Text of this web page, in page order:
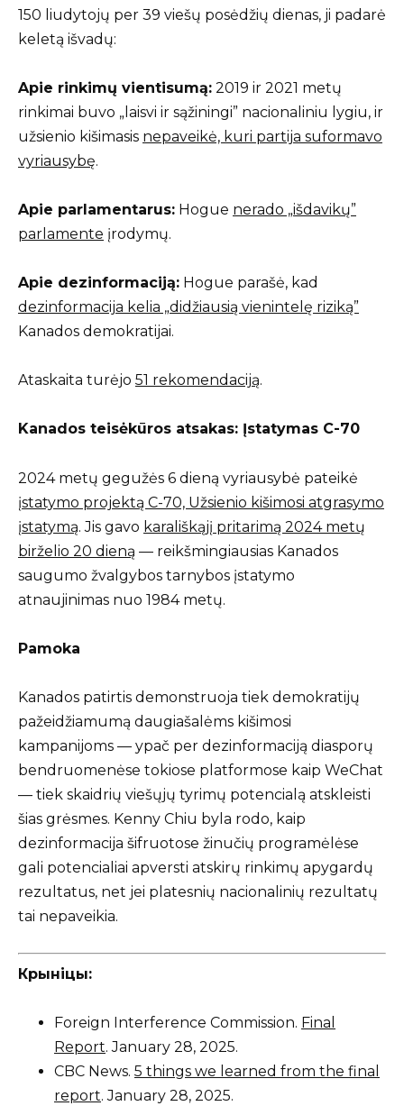
150 liudytojų per 39 viešų posėdžių dienas, ji padarė
keletą išvadų:
Apie rinkimų vientisumą: 2019 ir 2021 metų
rinkimai buvo „laisvi ir sąžiningi” nacionaliniu lygiu, ir
užsienio kišimasis nepaveikė, kuri partija suformavo
vyriausybę.
Apie parlamentarus: Hogue nerado „išdavikų”
parlamente įrodymų.
Apie dezinformaciją: Hogue parašė, kad
dezinformacija kelia „didžiausią vienintelę riziką”
Kanados demokratijai.
Ataskaita turėjo 51 rekomendaciją.
Kanados teisėkūros atsakas: Įstatymas C-70
2024 metų gegužės 6 dieną vyriausybė pateikė
įstatymo projektą C-70, Užsienio kišimosi atgrasymo
įstatymą. Jis gavo karališkąjį pritarimą 2024 metų
birželio 20 dieną — reikšmingiausias Kanados
saugumo žvalgybos tarnybos įstatymo
atnaujinimas nuo 1984 metų.
Pamoka
Kanados patirtis demonstruoja tiek demokratijų
pažeidžiamumą daugiašalėms kišimosi
kampanijoms — ypač per dezinformaciją diasporų
bendruomenėse tokiose platformose kaip WeChat
— tiek skaidrių viešųjų tyrimų potencialą atskleisti
šias grėsmes. Kenny Chiu byla rodo, kaip
dezinformacija šifruotose žinučių programėlėse
gali potencialiai apversti atskirų rinkimų apygardų
rezultatus, net jei platesnių nacionalinių rezultatų
tai nepaveikia.
Крыніцы:
Foreign Interference Commission. Final
Report. January 28, 2025.
CBC News. 5 things we learned from the final
report. January 28, 2025.